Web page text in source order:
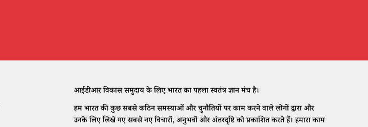
आईडीआर विकास समुदाय के लिए भारत का पहला स्वतंत्र ज्ञान मंच है।
हम भारत की कुछ सबसे कठिन समस्याओं और चुनौतियों पर काम करने वाले लोगों द्वारा और
उनके लिए लिखे गए सबसे नए विचारों, अनुभवों और अंतरदृष्टि को प्रकाशित करते हैं। हमारा काम